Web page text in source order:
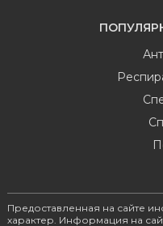
Предоставленная на сайте
характер. Информация на